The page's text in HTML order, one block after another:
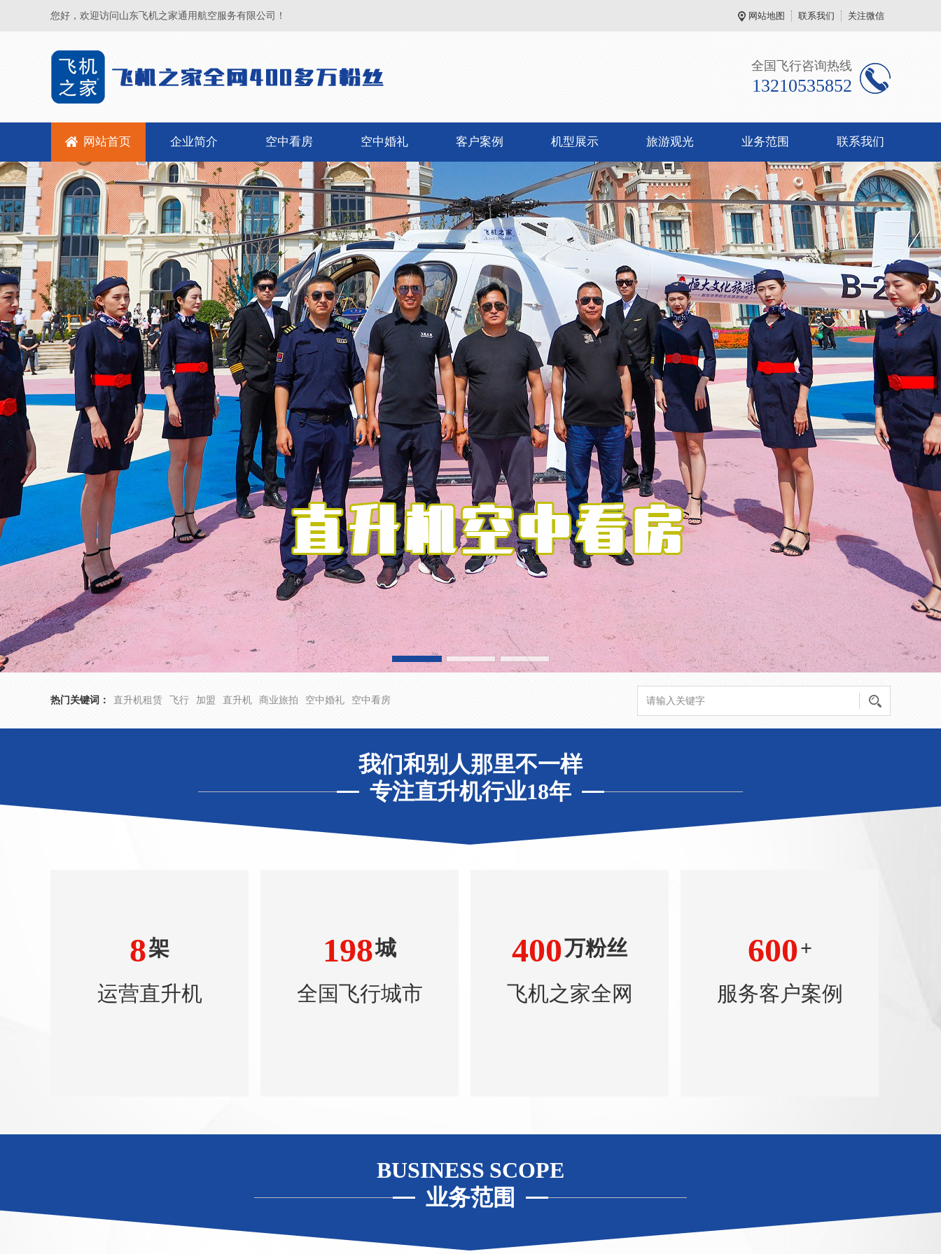
您好，欢迎访问山东飞机之家通用航空服务有限公司！ 网站地图 联系我们 关注微信
全国飞行咨询热线
13210535852
网站首页 企业简介 空中看房 空中婚礼 客户案例 机型展示 旅游观光 业务范围 联系我们
热门关键词： 直升机租赁 飞行 加盟 直升机 商业旅拍 空中婚礼 空中看房
我们和别人那里不一样
专注直升机行业18年
8架
运营直升机
198城
全国飞行城市
400万粉丝
飞机之家全网
600+
服务客户案例
BUSINESS SCOPE
业务范围